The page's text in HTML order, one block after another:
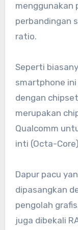
menggunakan
perbandingan
ratio.
Seperti
smartphone
dengan
merupakan
Qualcomm
inti (Octa-
Dapur pacu
dipasangkan
pengolah
juga dibekali